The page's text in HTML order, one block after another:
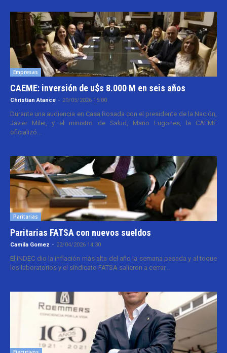
Empresas
CAEME: inversión de u$s 8.000 M en seis años
Christian Atance - 29/05/2026 15:00
Durante una audiencia en Casa Rosada con el presidente de la Nación,
Javier Milei, y el ministro de Salud, Mario Lugones, la CAEME
oficializó...
Paritarias
Paritarias FATSA con nuevos sueldos
Camila Gomez - 22/04/2026 14:30
El INDEC dio la inflación más alta del año la semana pasada y al toque
los laboratorios y el sindicato FATSA salieron a cerrar...